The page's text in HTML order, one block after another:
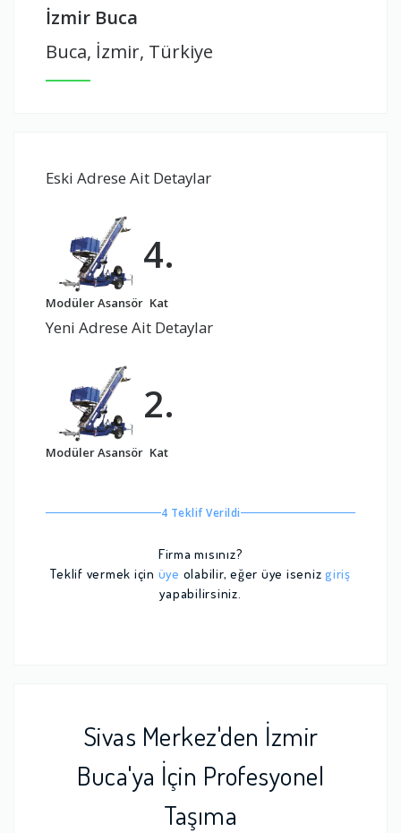
İzmir Buca
Buca, İzmir, Türkiye
Eski Adrese Ait Detaylar
Modüler Asansör
4.
Kat
Yeni Adrese Ait Detaylar
Modüler Asansör
2.
Kat
4 Teklif Verildi
Firma mısınız?
Teklif vermek için üye olabilir, eğer üye iseniz giriş
yapabilirsiniz.
Sivas Merkez'den İzmir
Buca'ya İçin Profesyonel
Taşıma